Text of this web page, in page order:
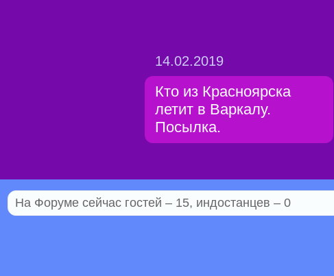
14.02.2019
Кто из Красноярска
летит в Варкалу.
Посылка.
На Форуме сейчас гостей – 15, индостанцев – 0